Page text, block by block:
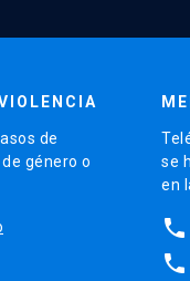
de
género o
se
en
phone
phone